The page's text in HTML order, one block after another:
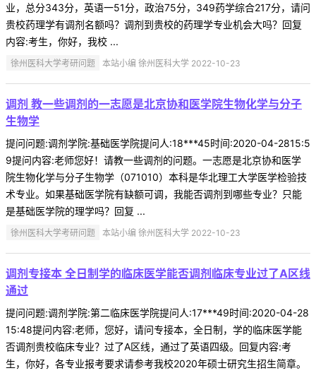
业，总分343分，英语一51分，政治75分，349药学综合217分，请问
贵校药理学有调剂名额吗？调剂到贵校的药理学专业机会大吗？回复
内容:考生，你好，我校 ...
徐州医科大学考研问题 本站小编 徐州医科大学 2022-10-23
调剂 教一些调剂的一志愿是北京协和医学院生物化学与分子
生物学
提问问题:调剂学院:基础医学院提问人:18***45时间:2020-04-2815:5
9提问内容:老师您好！请教一些调剂的问题。一志愿是北京协和医学
院生物化学与分子生物学（071010）本科是华北理工大学医学检验技
术专业。如果基础医学院有缺额可调，我能否调剂到哪些专业？只能
是基础医学院的理学吗？回复 ...
徐州医科大学考研问题 本站小编 徐州医科大学 2022-10-23
调剂专接本 全日制学的临床医学能否调剂临床专业过了A区线
通过
提问问题:调剂学院:第二临床医学院提问人:17***49时间:2020-04-28
15:48提问内容:老师，您好，请问专接本，全日制，学的临床医学能
否调剂贵校临床专业？过了A区线，通过了英语四级。回复内容:考
生，你好，各专业报考要求请参考我校2020年硕士研究生招生简章。